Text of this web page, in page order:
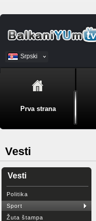
Srpski
BiH
Prva strana
Vesti
Vesti
Politika
Sport
Žuta štampa